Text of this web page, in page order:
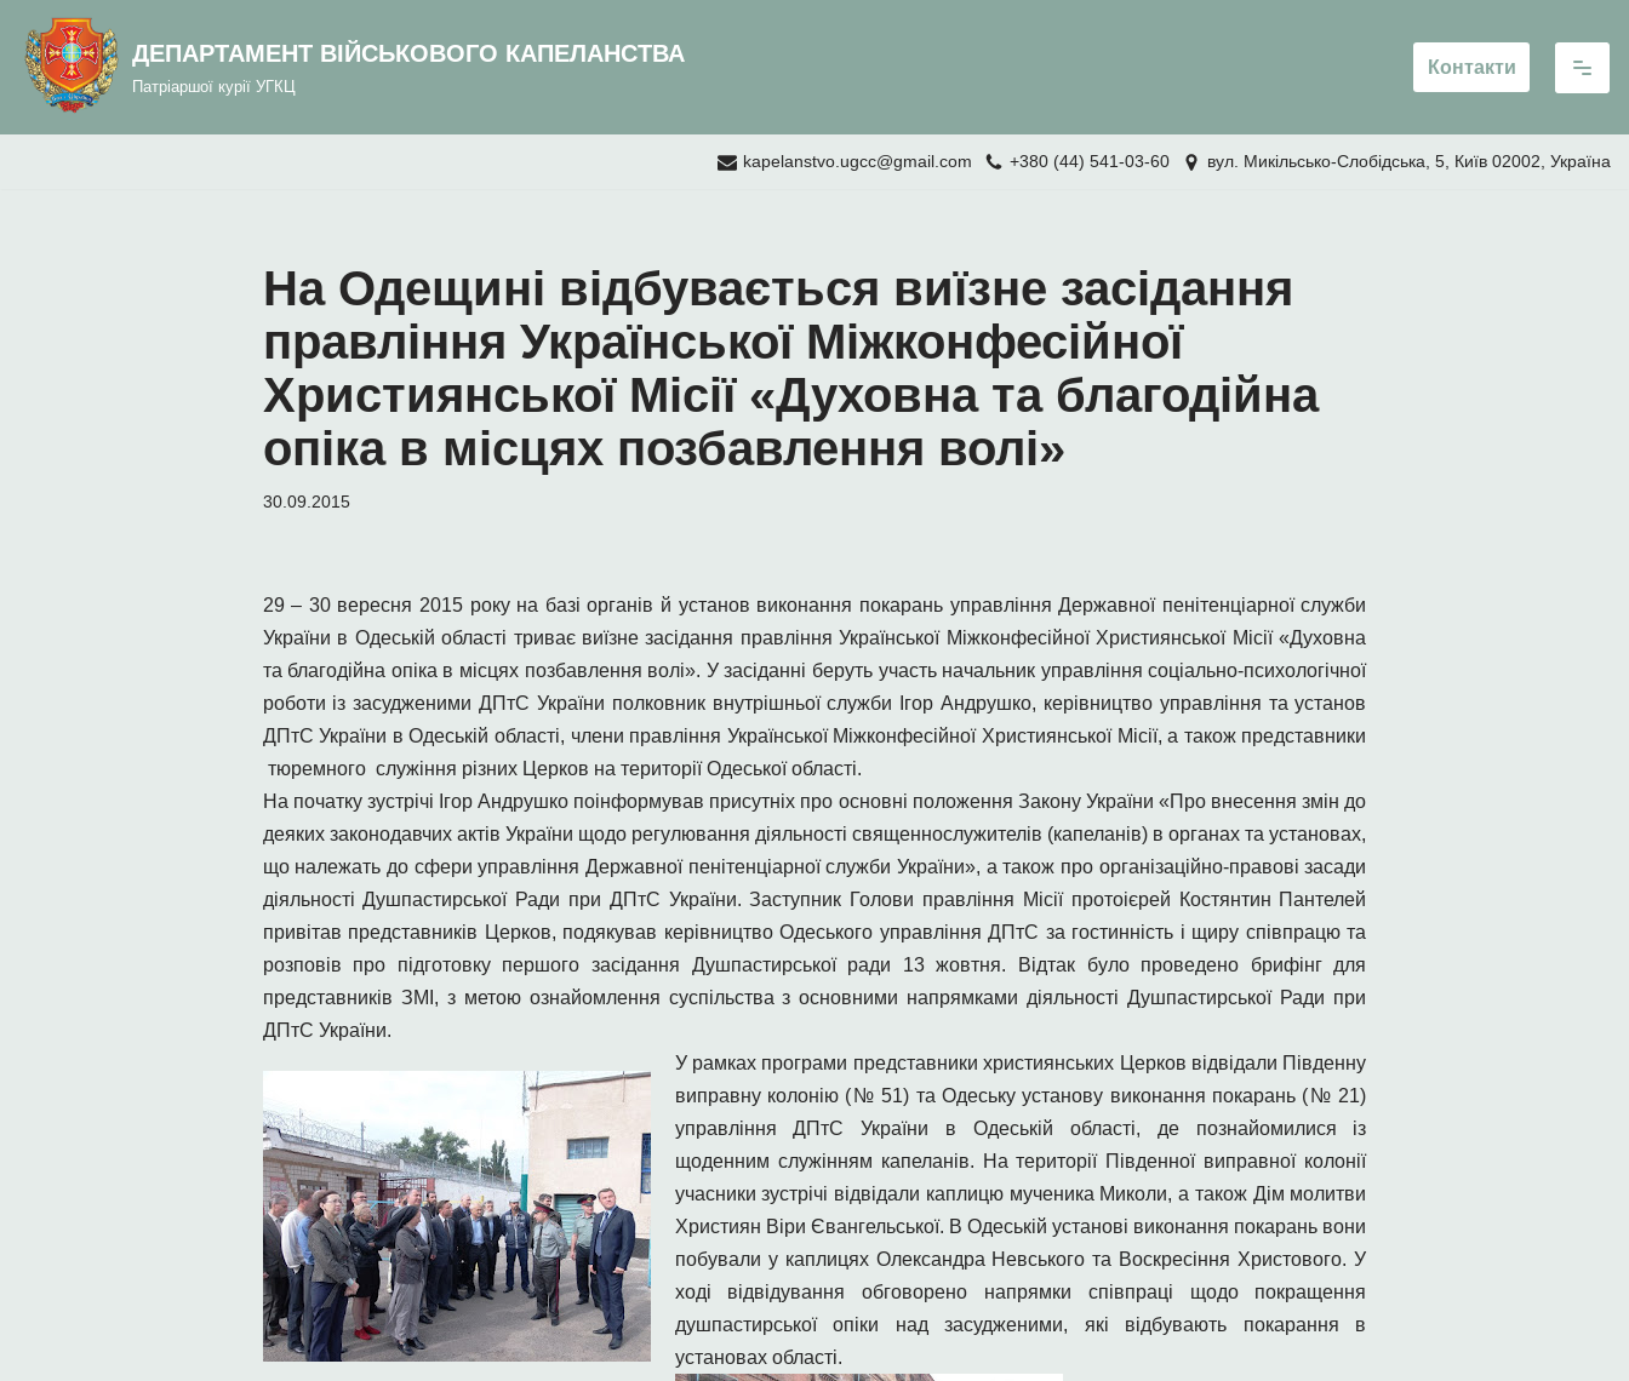
вмісту
Перейти
вмісту
ДЕПАРТАМЕНТ ВІЙСЬКОВОГО КАПЕЛАНСТВА
Патріаршої курії УГКЦ
Контакти
kapelanstvo.ugcc@gmail.com +380 (44) 541-03-60 вул. Микільсько-Слобідська, 5, Київ 02002, Україна
На Одещині відбувається виїзне засідання
правління Української Міжконфесійної
Християнської Місії «Духовна та благодійна
опіка в місцях позбавлення волі»
30.09.2015
29 – 30 вересня 2015 року на базі органів й установ виконання покарань управління Державної пенітенціарної служби
України в Одеській області триває виїзне засідання правління Української Міжконфесійної Християнської Місії «Духовна
та благодійна опіка в місцях позбавлення волі». У засіданні беруть участь начальник управління соціально-психологічної
роботи із засудженими ДПтС України полковник внутрішньої служби Ігор Андрушко, керівництво управління та установ
ДПтС України в Одеській області, члени правління Української Міжконфесійної Християнської Місії, а також представники
тюремного служіння різних Церков на території Одеської області.
На початку зустрічі Ігор Андрушко поінформував присутніх про основні положення Закону України «Про внесення змін до
деяких законодавчих актів України щодо регулювання діяльності священнослужителів (капеланів) в органах та установах,
що належать до сфери управління Державної пенітенціарної служби України», а також про організаційно-правові засади
діяльності Душпастирської Ради при ДПтС України. Заступник Голови правління Місії протоієрей Костянтин Пантелей
привітав представників Церков, подякував керівництво Одеського управління ДПтС за гостинність і щиру співпрацю та
розповів про підготовку першого засідання Душпастирської ради 13 жовтня. Відтак було проведено брифінг для
представників ЗМІ, з метою ознайомлення суспільства з основними напрямками діяльності Душпастирської Ради при
ДПтС України.
У рамках програми представники християнських Церков відвідали Південну
виправну колонію (№ 51) та Одеську установу виконання покарань (№ 21)
управління ДПтС України в Одеській області, де познайомилися із
щоденним служінням капеланів. На території Південної виправної колонії
учасники зустрічі відвідали каплицю мученика Миколи, а також Дім молитви
Християн Віри Євангельської. В Одеській установі виконання покарань вони
побували у каплицях Олександра Невського та Воскресіння Христового. У
ході відвідування обговорено напрямки співпраці щодо покращення
душпастирської опіки над засудженими, які відбувають покарання в
установах області.